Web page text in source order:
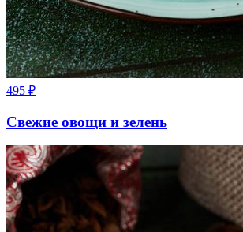
495 ₽
Свежие овощи и зелень